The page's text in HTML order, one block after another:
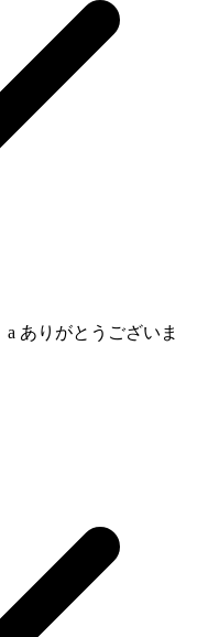
a ありがとうございま